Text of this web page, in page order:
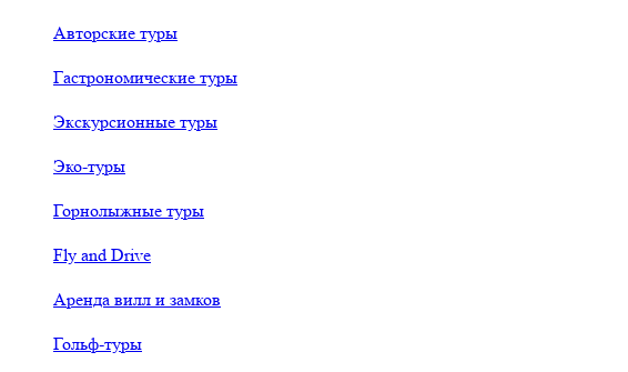
Авторские туры
Гастрономические туры
Экскурсионные туры
Эко-туры
Горнолыжные туры
Fly and Drive
Аренда вилл и замков
Гольф-туры